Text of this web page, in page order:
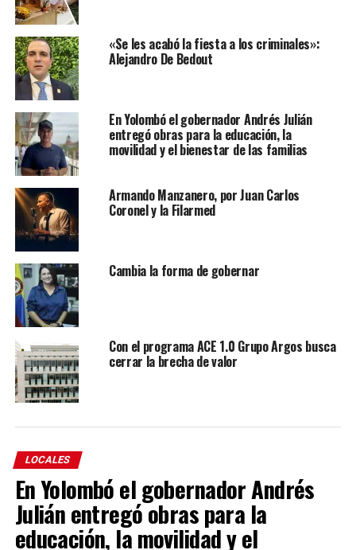
«Se les acabó la fiesta a los criminales»:
Alejandro De Bedout
En Yolombó el gobernador Andrés Julián
entregó obras para la educación, la
movilidad y el bienestar de las familias
Armando Manzanero, por Juan Carlos
Coronel y la Filarmed
Cambia la forma de gobernar
Con el programa ACE 1.0 Grupo Argos busca
cerrar la brecha de valor
LOCALES
En Yolombó el gobernador Andrés
Julián entregó obras para la
educación, la movilidad y el